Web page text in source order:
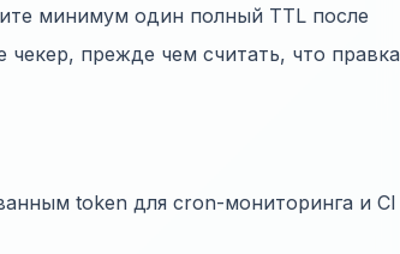
минимум один полный TTL после
чекер, прежде чем считать, что правка
token для cron-мониторинга и CI